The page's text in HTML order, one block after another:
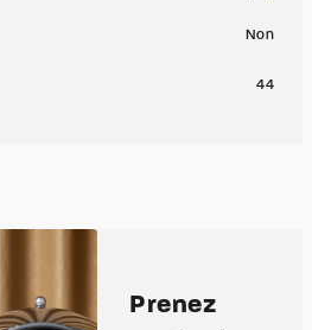
Non
44
Prenez